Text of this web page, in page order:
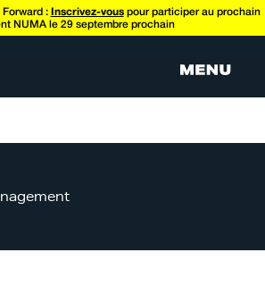
Forward : Inscrivez-vouspour participer au prochain
NUMA le 29 septembre prochain